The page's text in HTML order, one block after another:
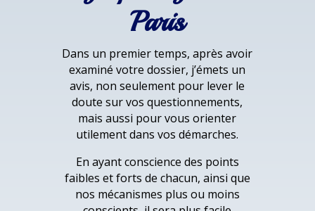
Paris
Dans un premier temps, après avoir
examiné votre dossier, j’émets un
avis, non seulement pour lever le
doute sur vos questionnements,
mais aussi pour vous orienter
utilement dans vos démarches.
En ayant conscience des points
faibles et forts de chacun, ainsi que
nos mécanismes plus ou moins